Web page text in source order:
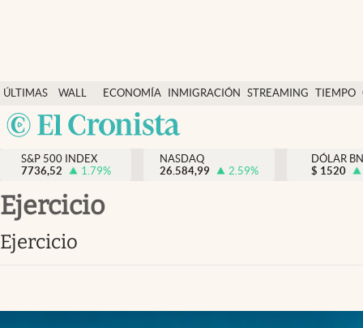
ÚLTIMAS
NOTICIAS
WALL
STREET
Y
DÓLAR
ECONOMÍA INMIGRACIÓN STREAMING TIEMPO
México
Finanzas y economía
Wall Street y dólar
Inmigración
Tiempo
Ciencia y salud
Streaming
S&P 500 INDEX
7736,52
1.79%
NASDAQ
26.584,99
2.59%
DÓLAR
$ 1520
ejercicio
ejercicio